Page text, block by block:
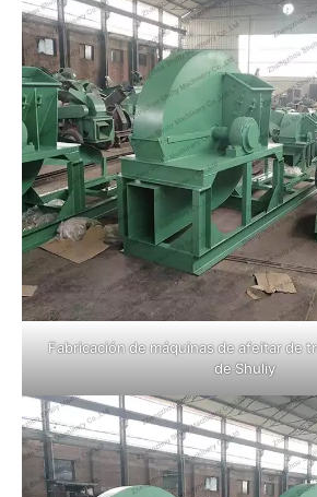
Fabricación de máquinas de afeitar de
de Shuliy